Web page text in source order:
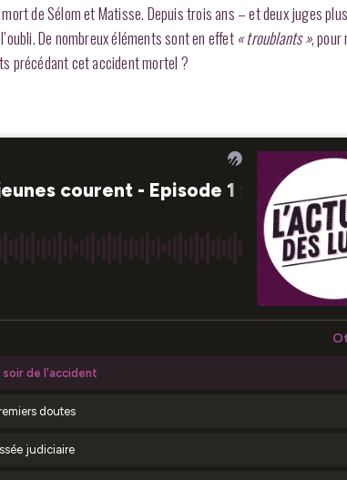
de Sélom et Matisse. Depuis trois ans – et deux juges
De nombreux éléments sont en effet « troublants », pour
précédant cet accident mortel ?